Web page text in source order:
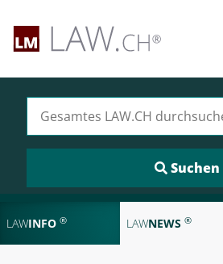
LAWINFO ® LAWNEWS ®